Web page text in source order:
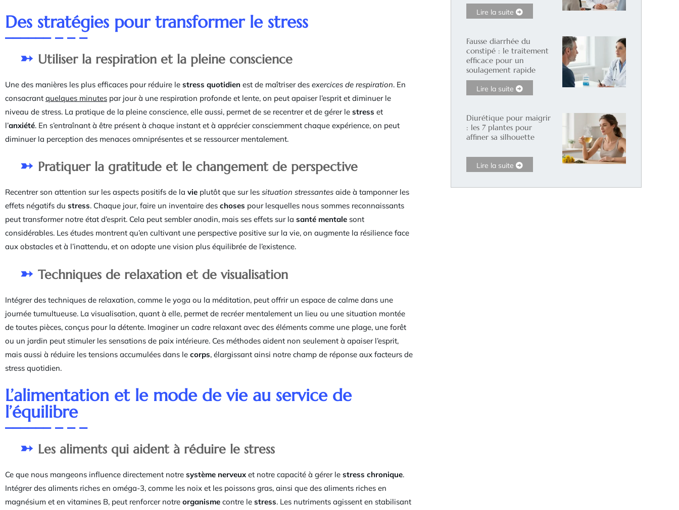
Des stratégies pour transformer le stress
Utiliser la respiration et la pleine conscience
Une des manières les plus efficaces pour réduire le stress quotidien est de maîtriser des exercices de respiration. En
consacrant quelques minutes par jour à une respiration profonde et lente, on peut apaiser l’esprit et diminuer le
niveau de stress. La pratique de la pleine conscience, elle aussi, permet de se recentrer et de gérer le stress et
l’anxiété. En s’entraînant à être présent à chaque instant et à apprécier consciemment chaque expérience, on peut
diminuer la perception des menaces omniprésentes et se ressourcer mentalement.
Pratiquer la gratitude et le changement de perspective
Recentrer son attention sur les aspects positifs de la vie plutôt que sur les situation stressantes aide à tamponner les
effets négatifs du stress. Chaque jour, faire un inventaire des choses pour lesquelles nous sommes reconnaissants
peut transformer notre état d’esprit. Cela peut sembler anodin, mais ses effets sur la santé mentale sont
considérables. Les études montrent qu’en cultivant une perspective positive sur la vie, on augmente la résilience face
aux obstacles et à l’inattendu, et on adopte une vision plus équilibrée de l’existence.
Techniques de relaxation et de visualisation
Intégrer des techniques de relaxation, comme le yoga ou la méditation, peut offrir un espace de calme dans une
journée tumultueuse. La visualisation, quant à elle, permet de recréer mentalement un lieu ou une situation montée
de toutes pièces, conçus pour la détente. Imaginer un cadre relaxant avec des éléments comme une plage, une forêt
ou un jardin peut stimuler les sensations de paix intérieure. Ces méthodes aident non seulement à apaiser l’esprit,
mais aussi à réduire les tensions accumulées dans le corps, élargissant ainsi notre champ de réponse aux facteurs de
stress quotidien.
L’alimentation et le mode de vie au service de
l’équilibre
Les aliments qui aident à réduire le stress
Ce que nous mangeons influence directement notre système nerveux et notre capacité à gérer le stress chronique.
Intégrer des aliments riches en oméga-3, comme les noix et les poissons gras, ainsi que des aliments riches en
magnésium et en vitamines B, peut renforcer notre organisme contre le stress. Les nutriments agissent en stabilisant
Lire la suite
Fausse diarrhée du
constipé : le traitement
efficace pour un
soulagement rapide
Lire la suite
Diurétique pour maigrir
: les 7 plantes pour
affiner sa silhouette
Lire la suite